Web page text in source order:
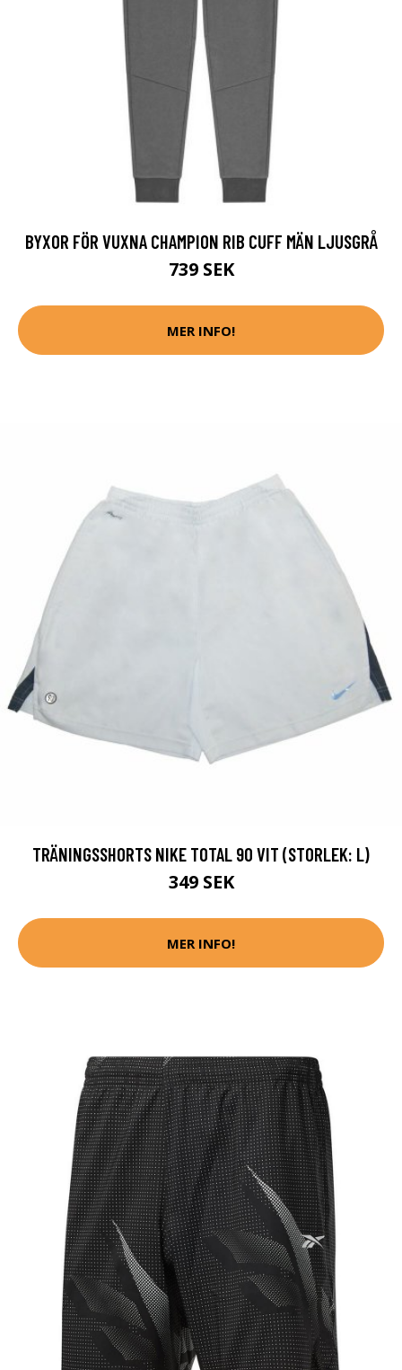
BYXOR FÖR VUXNA CHAMPION RIB CUFF MÄN LJUSGRÅ
739 SEK
MER INFO!
TRÄNINGSSHORTS NIKE TOTAL 90 VIT (STORLEK: L)
349 SEK
MER INFO!